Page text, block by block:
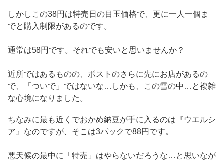
しかしこの38円は特売日の目玉価格で、更に一人一個ま
でと購入制限があるのです。
通常は58円です。それでも安いと思いませんか？
近所ではあるものの、ポストのさらに先にお店があるの
で、「ついで」ではないな…しかも、この雪の中…と複雑
な心境になりました。
ちなみに最も近くでおかめ納豆が手に入るのは『ウエルシ
ア』なのですが、そこは3パックで88円です。
悪天候の最中に「特売」はやらないだろうな…と思いなが